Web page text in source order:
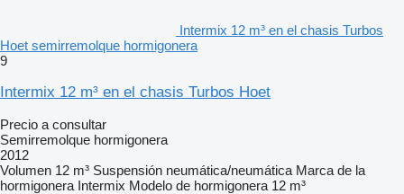
Intermix 12 m³ en el chasis Turbos
Hoet semirremolque hormigonera
9
Intermix 12 m³ en el chasis Turbos Hoet
Precio a consultar
Semirremolque hormigonera
2012
Volumen 12 m³ Suspensión neumática/neumática Marca de la
hormigonera Intermix Modelo de hormigonera 12 m³